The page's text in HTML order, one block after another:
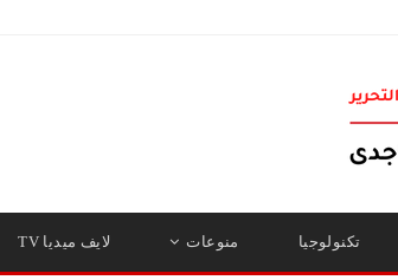
تكنولوجيا منوعات لايف ميديا TV